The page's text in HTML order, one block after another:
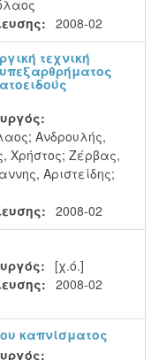
2008-02
τεχνική
; Ανδρουλής,
Χρήστος; Ζέρβας,
Αριστείδης;
2008-02
[χ.ό.]
2008-02
καπνίσματος